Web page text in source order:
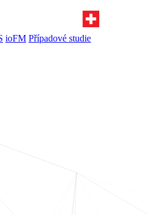
ioFM Případové studie